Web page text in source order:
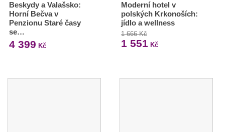
Beskydy a Valašsko:
Horní Bečva v
Penzionu Staré časy
se…
4 399 Kč
Moderní hotel v
polských Krkonoších:
jídlo a wellness
1 666 Kč
1 551 Kč